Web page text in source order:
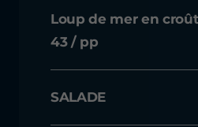
Loup de mer en
43 / pp
SALADE